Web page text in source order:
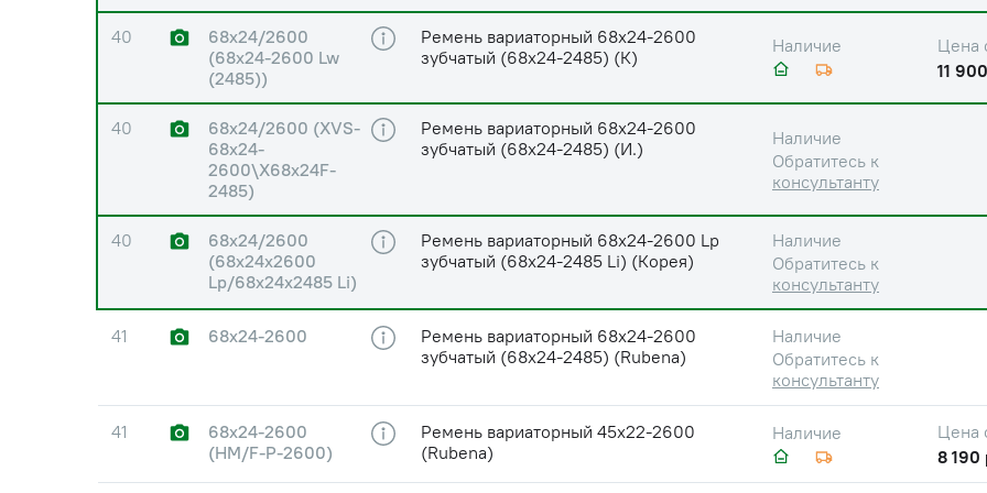
40
68х24/2600
(68х24-2600 Lw
(2485))
Ремень вариаторный 68х24-2600
зубчатый (68х24-2485) (К)
Наличие
Цена
11
40
68х24/2600 (XVS-
68х24-
2600\X68х24F-
2485)
Ремень вариаторный 68х24-2600
зубчатый (68х24-2485) (И.)
Наличие
Обратитесь к
консультанту
40
68х24/2600
(68х24х2600
Lp/68х24х2485 Li)
Ремень вариаторный 68х24-2600 Lp
зубчатый (68х24-2485 Li) (Корея)
Наличие
Обратитесь к
консультанту
41 68х24-2600
Ремень вариаторный 68х24-2600
зубчатый (68х24-2485) (Rubena)
Наличие
Обратитесь к
консультанту
41
68х24-2600
(HM/F-P-2600)
Ремень вариаторный 45х22-2600
(Rubena)
Наличие
Цена
8 190